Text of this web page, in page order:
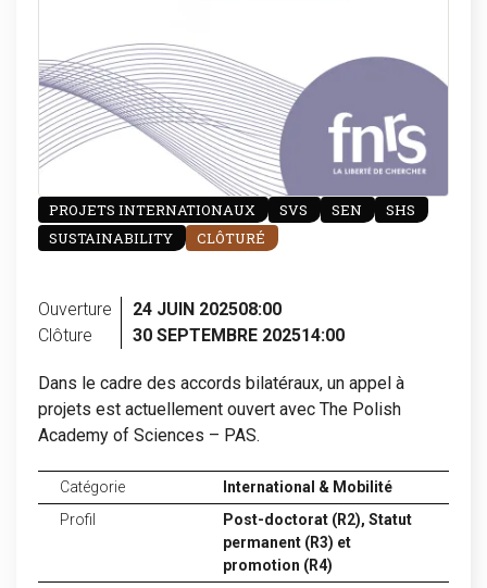
PROJETS INTERNATIONAUX SVS SEN
SHS
SUSTAINABILITY
CLÔTURÉ
Ouverture 24 JUIN 202508:00
Clôture
30 SEPTEMBRE 202514:00
Dans le cadre des accords bilatéraux, un appel à
projets est actuellement ouvert avec The Polish
Academy of Sciences – PAS.
Catégorie
International & Mobilité
Profil
Post-doctorat (R2), Statut
permanent (R3) et
promotion (R4)